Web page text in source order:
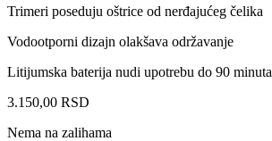
Trimeri poseduju oštrice od nerđajućeg čelika
Vodootporni dizajn olakšava održavanje
Litijumska baterija nudi upotrebu do 90 minuta
3.150,00 RSD
Nema na zalihama